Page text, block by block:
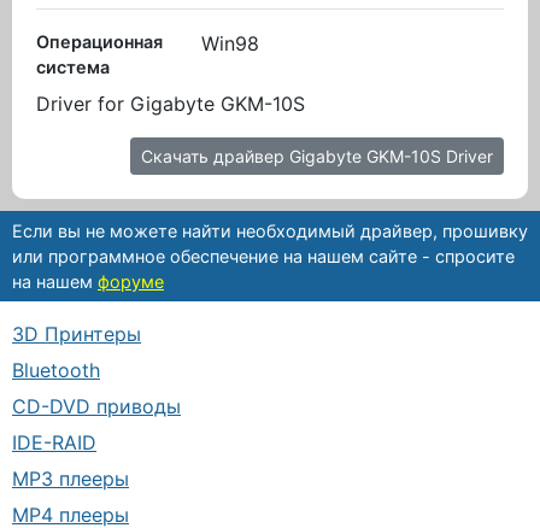
Операционная
система
Win98
Driver for Gigabyte GKM-10S
Скачать драйвер Gigabyte GKM-10S Driver
Если вы не можете найти необходимый драйвер, прошивку
или программное обеспечение на нашем сайте - спросите
на нашем форуме
3D Принтеры
Bluetooth
CD-DVD приводы
IDE-RAID
MP3 плееры
MP4 плееры